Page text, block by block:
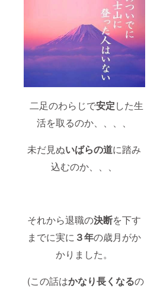
二足のわらじで安定した生
活を取るのか、、、、
未だ見ぬいばらの道に踏み
込むのか、、、
それから退職の決断を下す
までに実に ３年の歳月がか
かりました。
(この話はかなり長くなるの